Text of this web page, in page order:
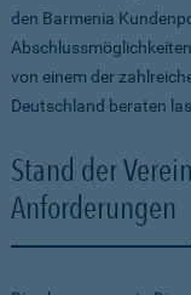
den Barmenia
von einem der
Deutschland beraten
Stand der
Anforderungen